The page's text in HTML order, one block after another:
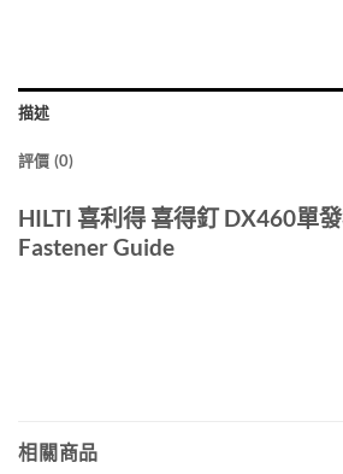
描述
評價 (0)
HILTI 喜利得 喜得釘 DX460單
Fastener Guide
相關商品